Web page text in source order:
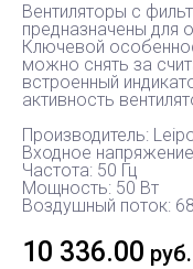
Вентиляторы с
предназначены для
Ключевой
можно снять за
встроенный
активность
Производитель:
Входное
Частота: 50 Гц
Мощность: 50 Вт
Воздушный поток:
10 336.00 руб.